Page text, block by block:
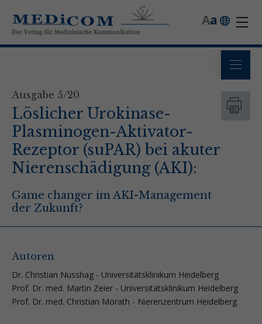
a
A
Ausgabe 5/20
Löslicher Urokinase-
Plasminogen-Aktivator-
Rezeptor (suPAR) bei akuter
Nierenschädigung (AKI):
Game changer im AKI-Management
der Zukunft?
Autoren
Dr. Christian Nusshag - Universitätsklinikum Heidelberg
Prof. Dr. med. Martin Zeier - Universitätsklinikum Heidelberg
Prof. Dr. med. Christian Morath - Nierenzentrum Heidelberg